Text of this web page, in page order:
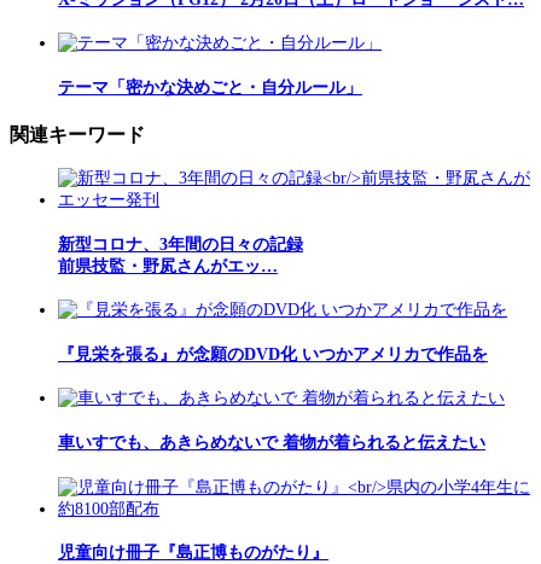
テーマ「密かな決めごと・自分ルール」
関連キーワード
新型コロナ、3年間の日々の記録
前県技監・野㞍さんがエッ…
『見栄を張る』が念願のDVD化 いつかアメリカで作品を
車いすでも、あきらめないで 着物が着られると伝えたい
児童向け冊子『島正博ものがたり』